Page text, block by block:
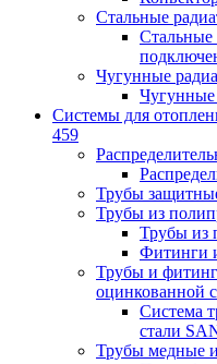
Стальные
Стальные
Чугунные
Чугунные
Системы для
459
Трубы
Трубы из
Трубы из
Фитинги
Трубы и
оцинкованной
Система
стали
Трубы медные